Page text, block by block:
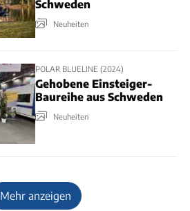
Schweden
Neuheiten
POLAR BLUELINE (2024)
Gehobene Einsteiger-
Baureihe aus Schweden
Neuheiten
Mehr anzeigen